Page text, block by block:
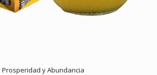
Prosperidad y Abundancia